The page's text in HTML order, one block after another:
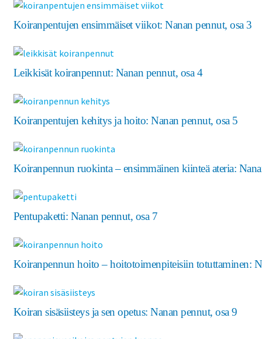
Koiranpentujen ensimmäiset viikot: Nanan pennut, osa 3
Leikkisät koiranpennut: Nanan pennut, osa 4
Koiranpentujen kehitys ja hoito: Nanan pennut, osa 5
Koiranpennun ruokinta – ensimmäinen kiinteä ateria:
Pentupaketti: Nanan pennut, osa 7
Koiranpennun hoito – hoitotoimenpiteisiin totuttaminen:
Koiran sisäsiisteys ja sen opetus: Nanan pennut, osa 9